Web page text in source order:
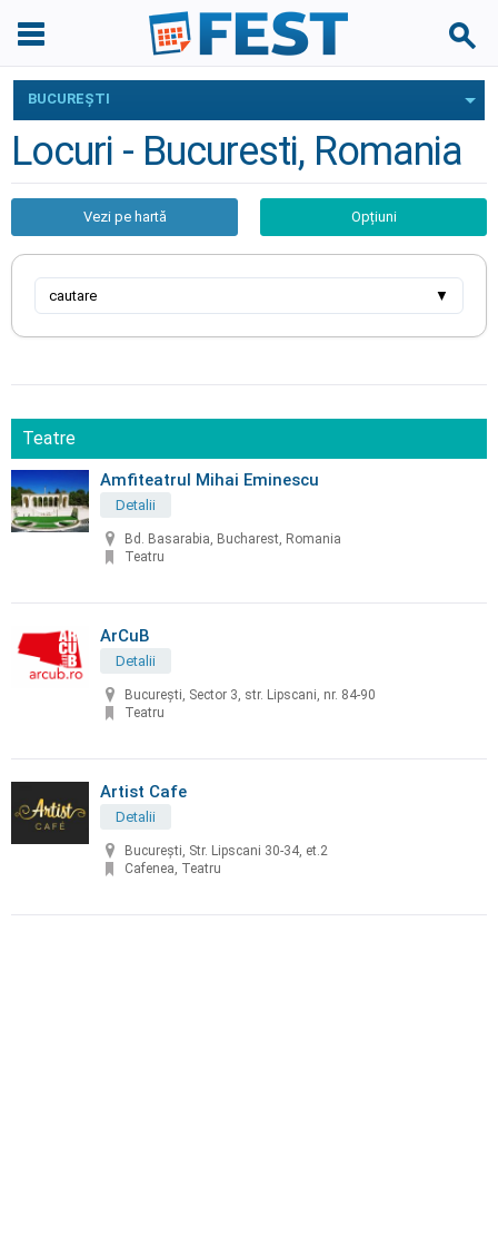
BUCUREŞTI
Locuri - Bucuresti, Romania
Vezi pe hartă Opțiuni
cautare ▼
Teatre
Amfiteatrul Mihai Eminescu
Detalii
Bd. Basarabia, Bucharest, Romania
Teatru
ArCuB
Detalii
București, Sector 3, str. Lipscani, nr. 84-90
Teatru
Artist Cafe
Detalii
București, Str. Lipscani 30-34, et.2
Cafenea, Teatru